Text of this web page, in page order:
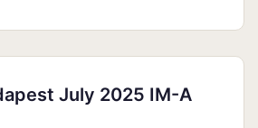
July 2025 IM-A